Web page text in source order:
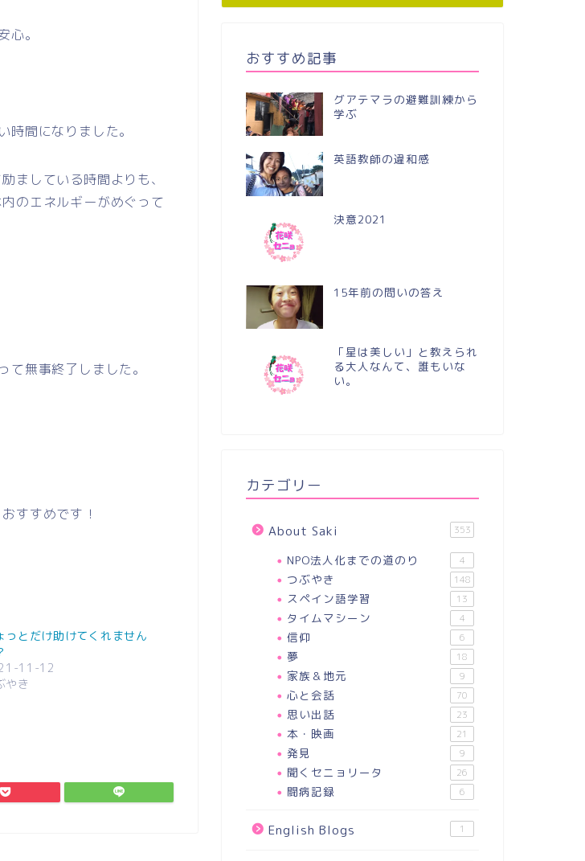
。
間になりました。
ましている時間よりも、
のエネルギーがめぐって
無事終了しました。
すすめです！
っとだけ助けてくれません
11-12
やき
おすすめ記事
グアテマラの避難訓練から
学ぶ
英語教師の違和感
決意2021
15年前の問いの答え
「星は美しい」と教えられ
る大人なんて、誰もいな
い。
カテゴリー
About Saki 353
NPO法人化までの道のり 4
つぶやき 148
スペイン語学習 13
タイムマシーン 4
信仰 6
夢 18
家族＆地元 9
心と会話 70
思い出話 23
本・映画 21
発見 9
聞くセニョリータ 26
闘病記録 6
English Blogs 1